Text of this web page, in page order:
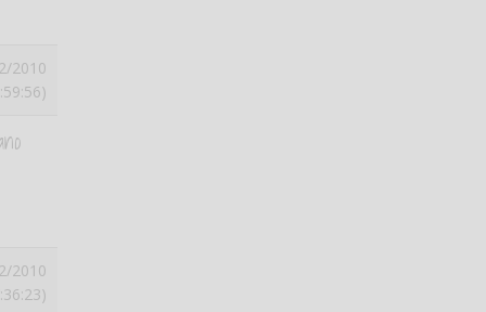
2010
2010